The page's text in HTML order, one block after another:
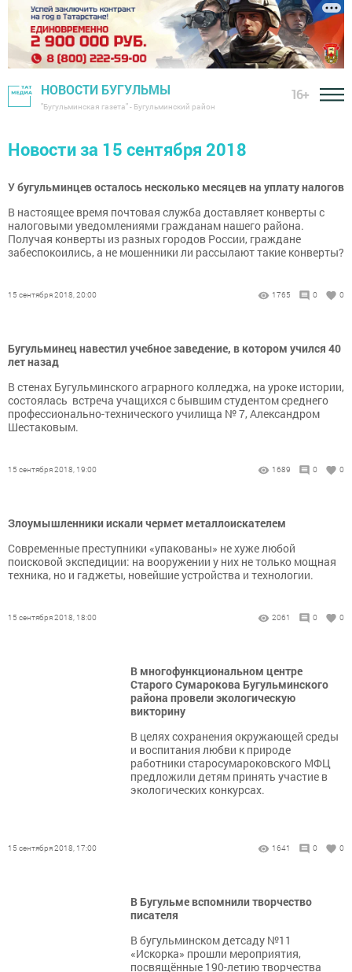
НОВОСТИ БУГУЛЬМЫ
"Бугульминская газета" - Бугульминский район
16+
Новости за 15 сентября 2018
У бугульминцев осталось несколько месяцев на уплату налогов
В настоящее время почтовая служба доставляет конверты с
налоговыми уведомлениями гражданам нашего района.
Получая конверты из разных городов России, граждане
забеспокоились, а не мошенники ли рассылают такие конверты?
15 сентября 2018, 20:00 1765 0 0
Бугульминец навестил учебное заведение, в котором учился 40
лет назад
В стенах Бугульминского аграрного колледжа, на уроке истории,
состоялась встреча учащихся с бывшим студентом среднего
профессионально-технического училища № 7, Александром
Шестаковым.
15 сентября 2018, 19:00 1689 0 0
Злоумышленники искали чермет металлоискателем
Современные преступники «упакованы» не хуже любой
поисковой экспедиции: на вооружении у них не только мощная
техника, но и гаджеты, новейшие устройства и технологии.
15 сентября 2018, 18:00 2061 0 0
В многофункциональном центре
Старого Сумарокова Бугульминского
района провели экологическую
викторину
В целях сохранения окружающей среды
и воспитания любви к природе
работники старосумароковского МФЦ
предложили детям принять участие в
экологических конкурсах.
15 сентября 2018, 17:00 1641 0 0
В Бугульме вспомнили творчество
писателя
В бугульминском детсаду №11
«Искорка» прошли мероприятия,
посвящённые 190-летию творчества